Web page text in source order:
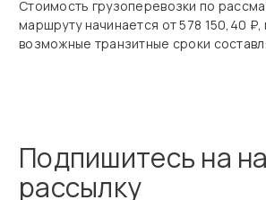
Стоимость грузоперевозки по
маршруту начинается от 578 150,40
возможные транзитные сроки
Подпишитесь на
рассылку